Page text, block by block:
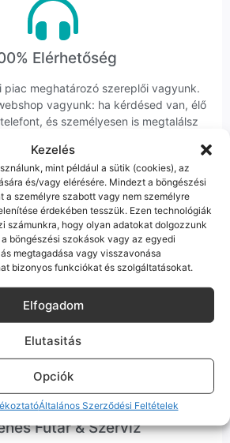
Kezelés
mint például a sütik (cookies), az
és/vagy elérésére. Mindezt a böngészési
a személyre szabott vagy nem személyre
érdekében tesszük. Ezen technológiák
számunkra, hogy olyan adatokat dolgozzunk
böngészési szokások vagy az egyedi
megtagadása vagy visszavonása
bizonyos funkciókat és szolgáltatásokat.
Elfogadom
Elutasitás
Opciók
Általános Szerződési Feltételek
Elérhetőség
piac meghatározó szereplői vagyunk.
vagyunk: ha kérdésed van, élő
és személyesen is megtalálsz
Ügyintézés
de a felelősségvállalás nálunk alap.
egy hiba, nem kifogásokat keresünk,
Szakértő kollégáink azonnal kézbe
veszik az ügyedet.
Futár & Szerviz